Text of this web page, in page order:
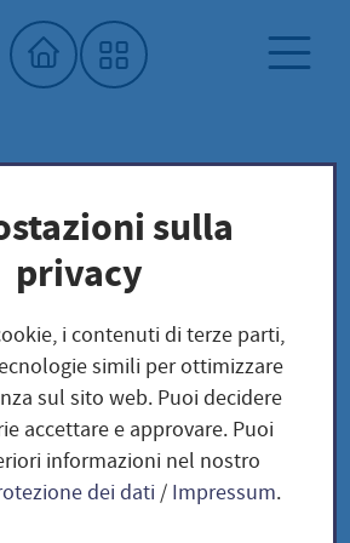
Biblioteca dei semi
- Ernte -
sulla
privacy
i contenuti di terze parti,
simili per ottimizzare
sul sito web. Puoi decidere
accettare e approvare. Puoi
informazioni nel nostro
dei dati/ Impressum.